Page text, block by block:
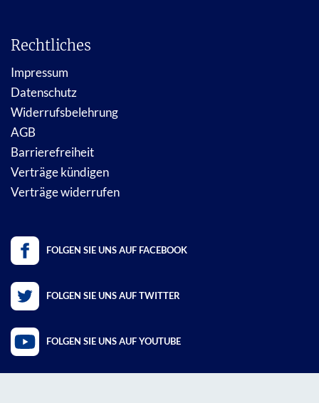
Rechtliches
Impressum
Datenschutz
Widerrufsbelehrung
AGB
Barrierefreiheit
Verträge kündigen
Verträge widerrufen
FOLGEN SIE UNS AUF FACEBOOK
FOLGEN SIE UNS AUF TWITTER
FOLGEN SIE UNS AUF YOUTUBE